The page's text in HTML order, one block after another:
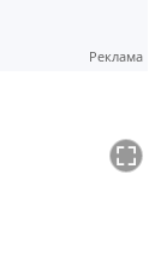
Реклама